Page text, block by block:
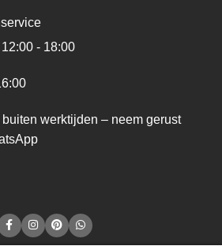
- 18:00
werktijden – neem gerust